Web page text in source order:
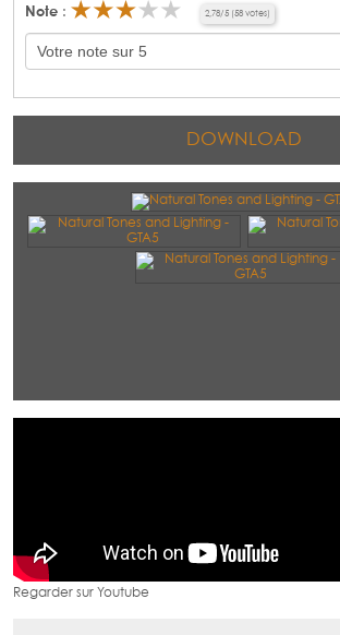
Note : 2,78/5 58 votes)
DOWNLOAD
Regarder sur Youtube